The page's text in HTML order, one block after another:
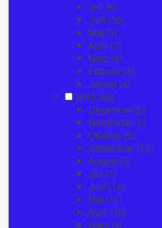
Juli (6)
Juni (10)
Mai (9)
April (7)
März (4)
Februar (3)
Januar (4)
2015 (69)
Dezember (2)
November (3)
Oktober (5)
September (10)
August (3)
Juli (7)
Juni (14)
Mai (11)
April (10)
März (2)